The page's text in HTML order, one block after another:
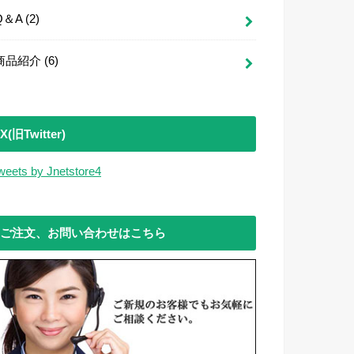
＆A (2)
品紹介 (6)
X(旧Twitter)
by Jnetstore4
ご注文、お問い合わせはこちら